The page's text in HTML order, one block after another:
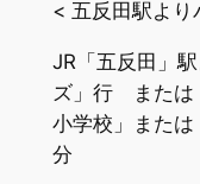
< 五反田駅より
JR「五反田」
ズ」行 または
小学校」また
分